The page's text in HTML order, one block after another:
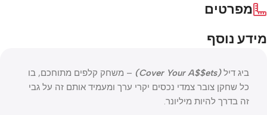
מפרטים
מידע נוסף
ביג דיל(Cover Your A$$ets)
– משחק קלפים מתוחכם, בו
כל שחקן צובר צמדי נכסים יקרי ערך ומעמיד אותם זה על גבי
זה בדרך להיות מיליונר.